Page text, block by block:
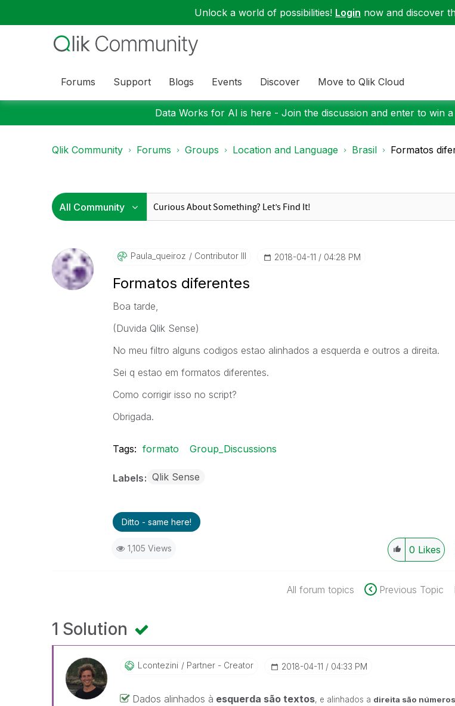
Unlock a world of possibilities! Login now and discover
Forums Support Blogs Events Discover Move to Qlik Cloud
Data Works for AI is here - Join the discussion and enter to win
Qlik Community Forums Groups Location and Language Brasil Formatos
Paula_queiroz Contributor III ‎2018-04-11 04:28 PM
Formatos diferentes
Boa tarde,
(Duvida Qlik Sense)
No meu filtro alguns codigos estao alinhados a esquerda e outros a direita.
Sei q estao em formatos diferentes.
Como corrigir isso no script?
Obrigada.
Tags: formato Group_Discussions
Labels Qlik Sense
Ditto - same here!
1,105 Views 0 Likes
All forum topics Previous Topic
1 Solution
Lcontezini Partner - Creator ‎2018-04-11 04:33 PM
Dados alinhados à esquerda são textos, e alinhados a direita são números